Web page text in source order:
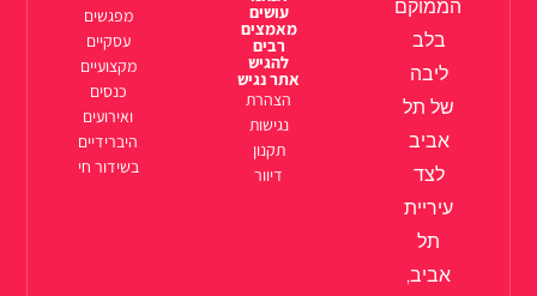
הממוקם
בלב
ליבה
של תל
אביב
לצד
עיריית
תל
אביב,
עושים
מאמצים
רבים
להגיש
אתר נגיש
הצהרת
נגישות
תקנון
דיוור
מפגשים
עסקיים
מקצועיים
כנסים
ואירועים
היברידיים
בשידור חי